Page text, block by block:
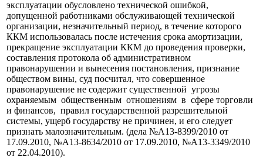
эксплуатации обусловлено технической ошибкой,
допущенной работниками обслуживающей технической
организации, незначительный период, в течение которого
ККМ использовалась после истечения срока амортизации,
прекращение эксплуатации ККМ до проведения проверки,
составления протокола об административном
правонарушении и вынесения постановления, признание
обществом вины, суд посчитал, что совершенное
правонарушение не содержит существенной угрозы
охраняемым общественным отношениям в сфере торговли
и финансов, правил государственной разрешительной
системы, ущерб государству не причинен, и его следует
признать малозначительным. (дела №А13-8399/2010 от
17.09.2010, №А13-8634/2010 от 17.09.2010, №А13-3349/2010
от 22.04.2010).